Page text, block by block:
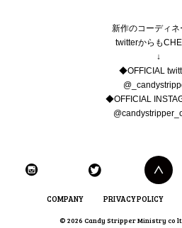
新作のコーディネ
twitterからも
↓
◆OFFICIAL
◆OFFICIAL
COMPANY PRIVACY POLICY
© 2026 Candy Stripper Ministry co